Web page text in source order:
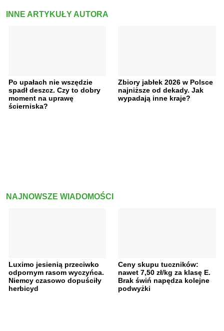
INNE ARTYKUŁY AUTORA
Po upałach nie wszędzie
spadł deszcz. Czy to dobry
moment na uprawę
ścierniska?
Zbiory jabłek 2026 w Polsce
najniższe od dekady. Jak
wypadają inne kraje?
NAJNOWSZE WIADOMOŚCI
Luximo jesienią przeciwko
odpornym rasom wyczyńca.
Niemcy czasowo dopuściły
herbicyd
Ceny skupu tuczników:
nawet 7,50 zł/kg za klasę E.
Brak świń napędza kolejne
podwyżki